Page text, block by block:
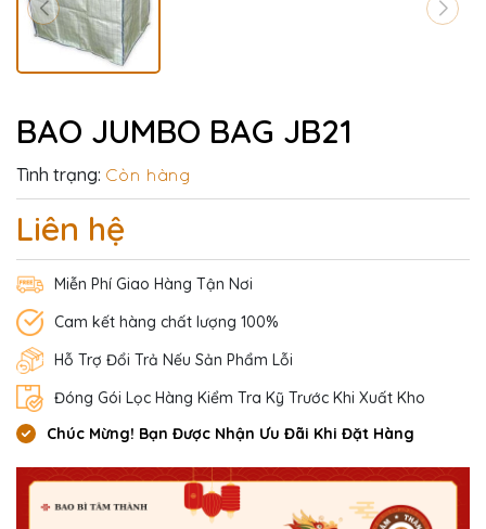
BAO JUMBO BAG JB21
Tình trạng: Còn hàng
Liên hệ
Miễn Phí Giao Hàng Tận Nơi
Cam kết hàng chất lượng 100%
Hỗ Trợ Đổi Trả Nếu Sản Phẩm Lỗi
Đóng Gói Lọc Hàng Kiểm Tra Kỹ Trước Khi Xuất Kho
Chúc Mừng! Bạn Được Nhận Ưu Đãi Khi Đặt Hàng